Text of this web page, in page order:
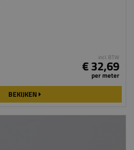
incl. BTW
€ 32,69
per meter
BEKIJKEN